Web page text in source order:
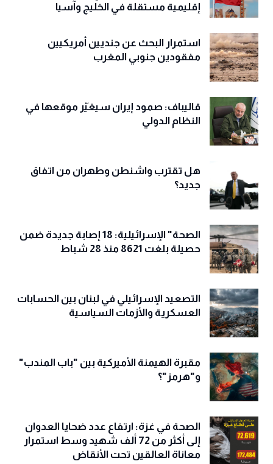
إقليمية مستقلة في الخليج وآسيا
استمرار البحث عن جنديين أمريكيين
مفقودين جنوبي المغرب
قاليباف: صمود إيران سيغيّر موقعها في
النظام الدولي
هل تقترب واشنطن وطهران من اتفاق
جديد؟
الصحة" الإسرائيلية: 18 إصابة جديدة ضمن
حصيلة بلغت 8621 منذ 28 شباط
التصعيد الإسرائيلي في لبنان بين الحسابات
العسكرية والأزمات السياسية
مقبرة الهيمنة الأميركية بين "باب المندب"
و"هرمز"؟
الصحة في غزة: ارتفاع عدد ضحايا العدوان
إلى أكثر من 72 ألف شهيد وسط استمرار
معاناة العالقين تحت الأنقاض